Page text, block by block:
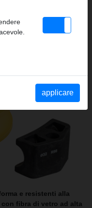
E REMS
e resistenti alla
fibra di vetro ad alta
applicare